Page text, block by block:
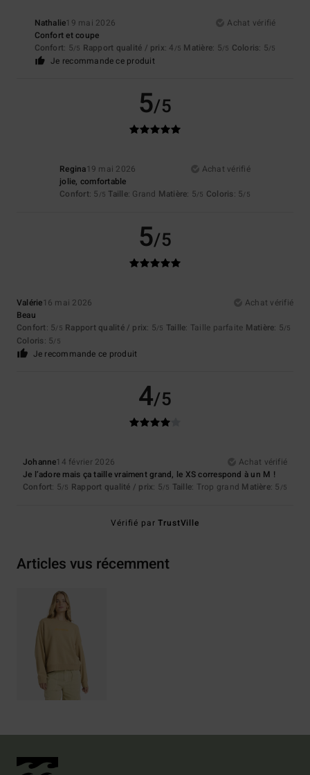
Nathalie19 mai 2026
Achat vérifié
Confort et coupe
Confort: 5/5 Rapport qualité / prix: 4 /5 Matière: 5/5 Coloris: 5/5
Je recommande ce produit
5/5
Regina19 mai 2026
Achat vérifié
jolie, comfortable
Confort: 5 /5 Taille: Grand Matière: 5/5 Coloris: 5/5
5/5
Valérie16 mai 2026
Achat vérifié
Beau
Confort: 5/5 Rapport qualité / prix: 5/5 Taille: Taille parfaite Matière: 5/5
Coloris: 5/5
Je recommande ce produit
4/5
Johanne14 février 2026
Achat vérifié
Je l’adore mais ça taille vraiment grand, le XS correspond à un M !
Confort: 5/5 Rapport qualité / prix: 5/5 Taille: Trop grand Matière: 5 /5
Vérifié parTrustVille
Articles vus récemment